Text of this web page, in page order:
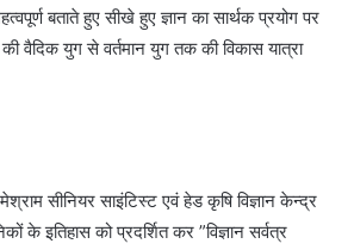
बताते हुए सीखे हुए ज्ञान का सार्थक प्रयोग पर
की वैदिक युग से वर्तमान युग तक की विकास यात्रा
सीनियर साइंटिस्ट एवं हेड कृषि विज्ञान केन्द्र
के इतिहास को प्रदर्शित कर ”विज्ञान सर्वत्र